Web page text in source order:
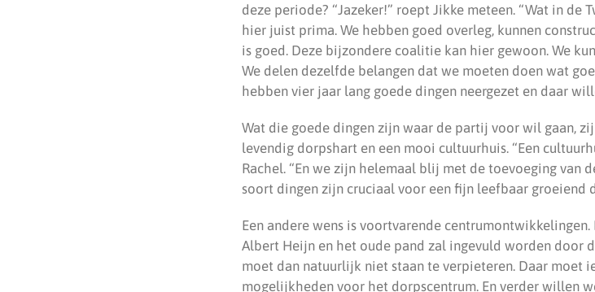
deze periode? “Jazeker!” roept Jikke meteen. “Wat in de
hier juist prima. We hebben goed overleg, kunnen
is goed. Deze bijzondere coalitie kan hier gewoon. We
We delen dezelfde belangen dat we moeten doen wat
hebben vier jaar lang goede dingen neergezet en daar
Wat die goede dingen zijn waar de partij voor wil gaan,
levendig dorpshart en een mooi cultuurhuis. “Een
Rachel. “En we zijn helemaal blij met de toevoeging van
soort dingen zijn cruciaal voor een fijn leefbaar groeiend
Een andere wens is voortvarende
Albert Heijn en het oude pand zal ingevuld worden door
moet dan natuurlijk niet staan te verpieteren. Daar moet
mogelijkheden voor het dorpscentrum. En verder willen